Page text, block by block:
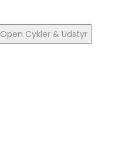
Open Cykler & Udstyr